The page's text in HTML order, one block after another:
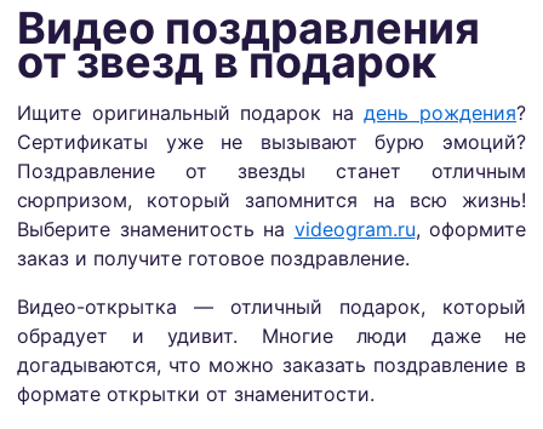
Видео поздравления
от звезд в подарок
Ищите оригинальный подарок надень рождения?
Сертификаты уже не вызывают бурю эмоций?
Поздравление от звезды станет отличным
сюрпризом, который запомнится на всю жизнь!
Выберите знаменитость на videogram.ru, оформите
заказ и получите готовое поздравление.
Видео-открытка — отличный подарок, который
обрадует и удивит. Многие люди даже не
догадываются, что можно заказать поздравление в
формате открытки от знаменитости.